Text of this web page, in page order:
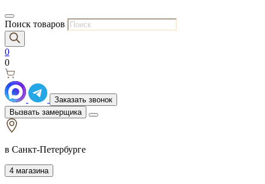
Поиск товаров
0
0
Заказать звонок
Вызвать замерщика
в Санкт-Петербурге
4 магазина